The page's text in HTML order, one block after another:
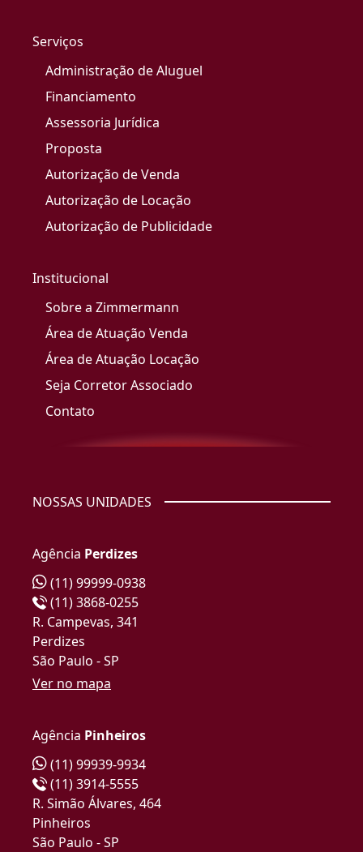
Serviços
Administração de Aluguel
Financiamento
Assessoria Jurídica
Proposta
Autorização de Venda
Autorização de Locação
Autorização de Publicidade
Institucional
Sobre a Zimmermann
Área de Atuação Venda
Área de Atuação Locação
Seja Corretor Associado
Contato
NOSSAS UNIDADES
Agência Perdizes
(11) 99999-0938
(11) 3868-0255
R. Campevas, 341
Perdizes
São Paulo - SP
Ver no mapa
Agência Pinheiros
(11) 99939-9934
(11) 3914-5555
R. Simão Álvares, 464
Pinheiros
São Paulo - SP